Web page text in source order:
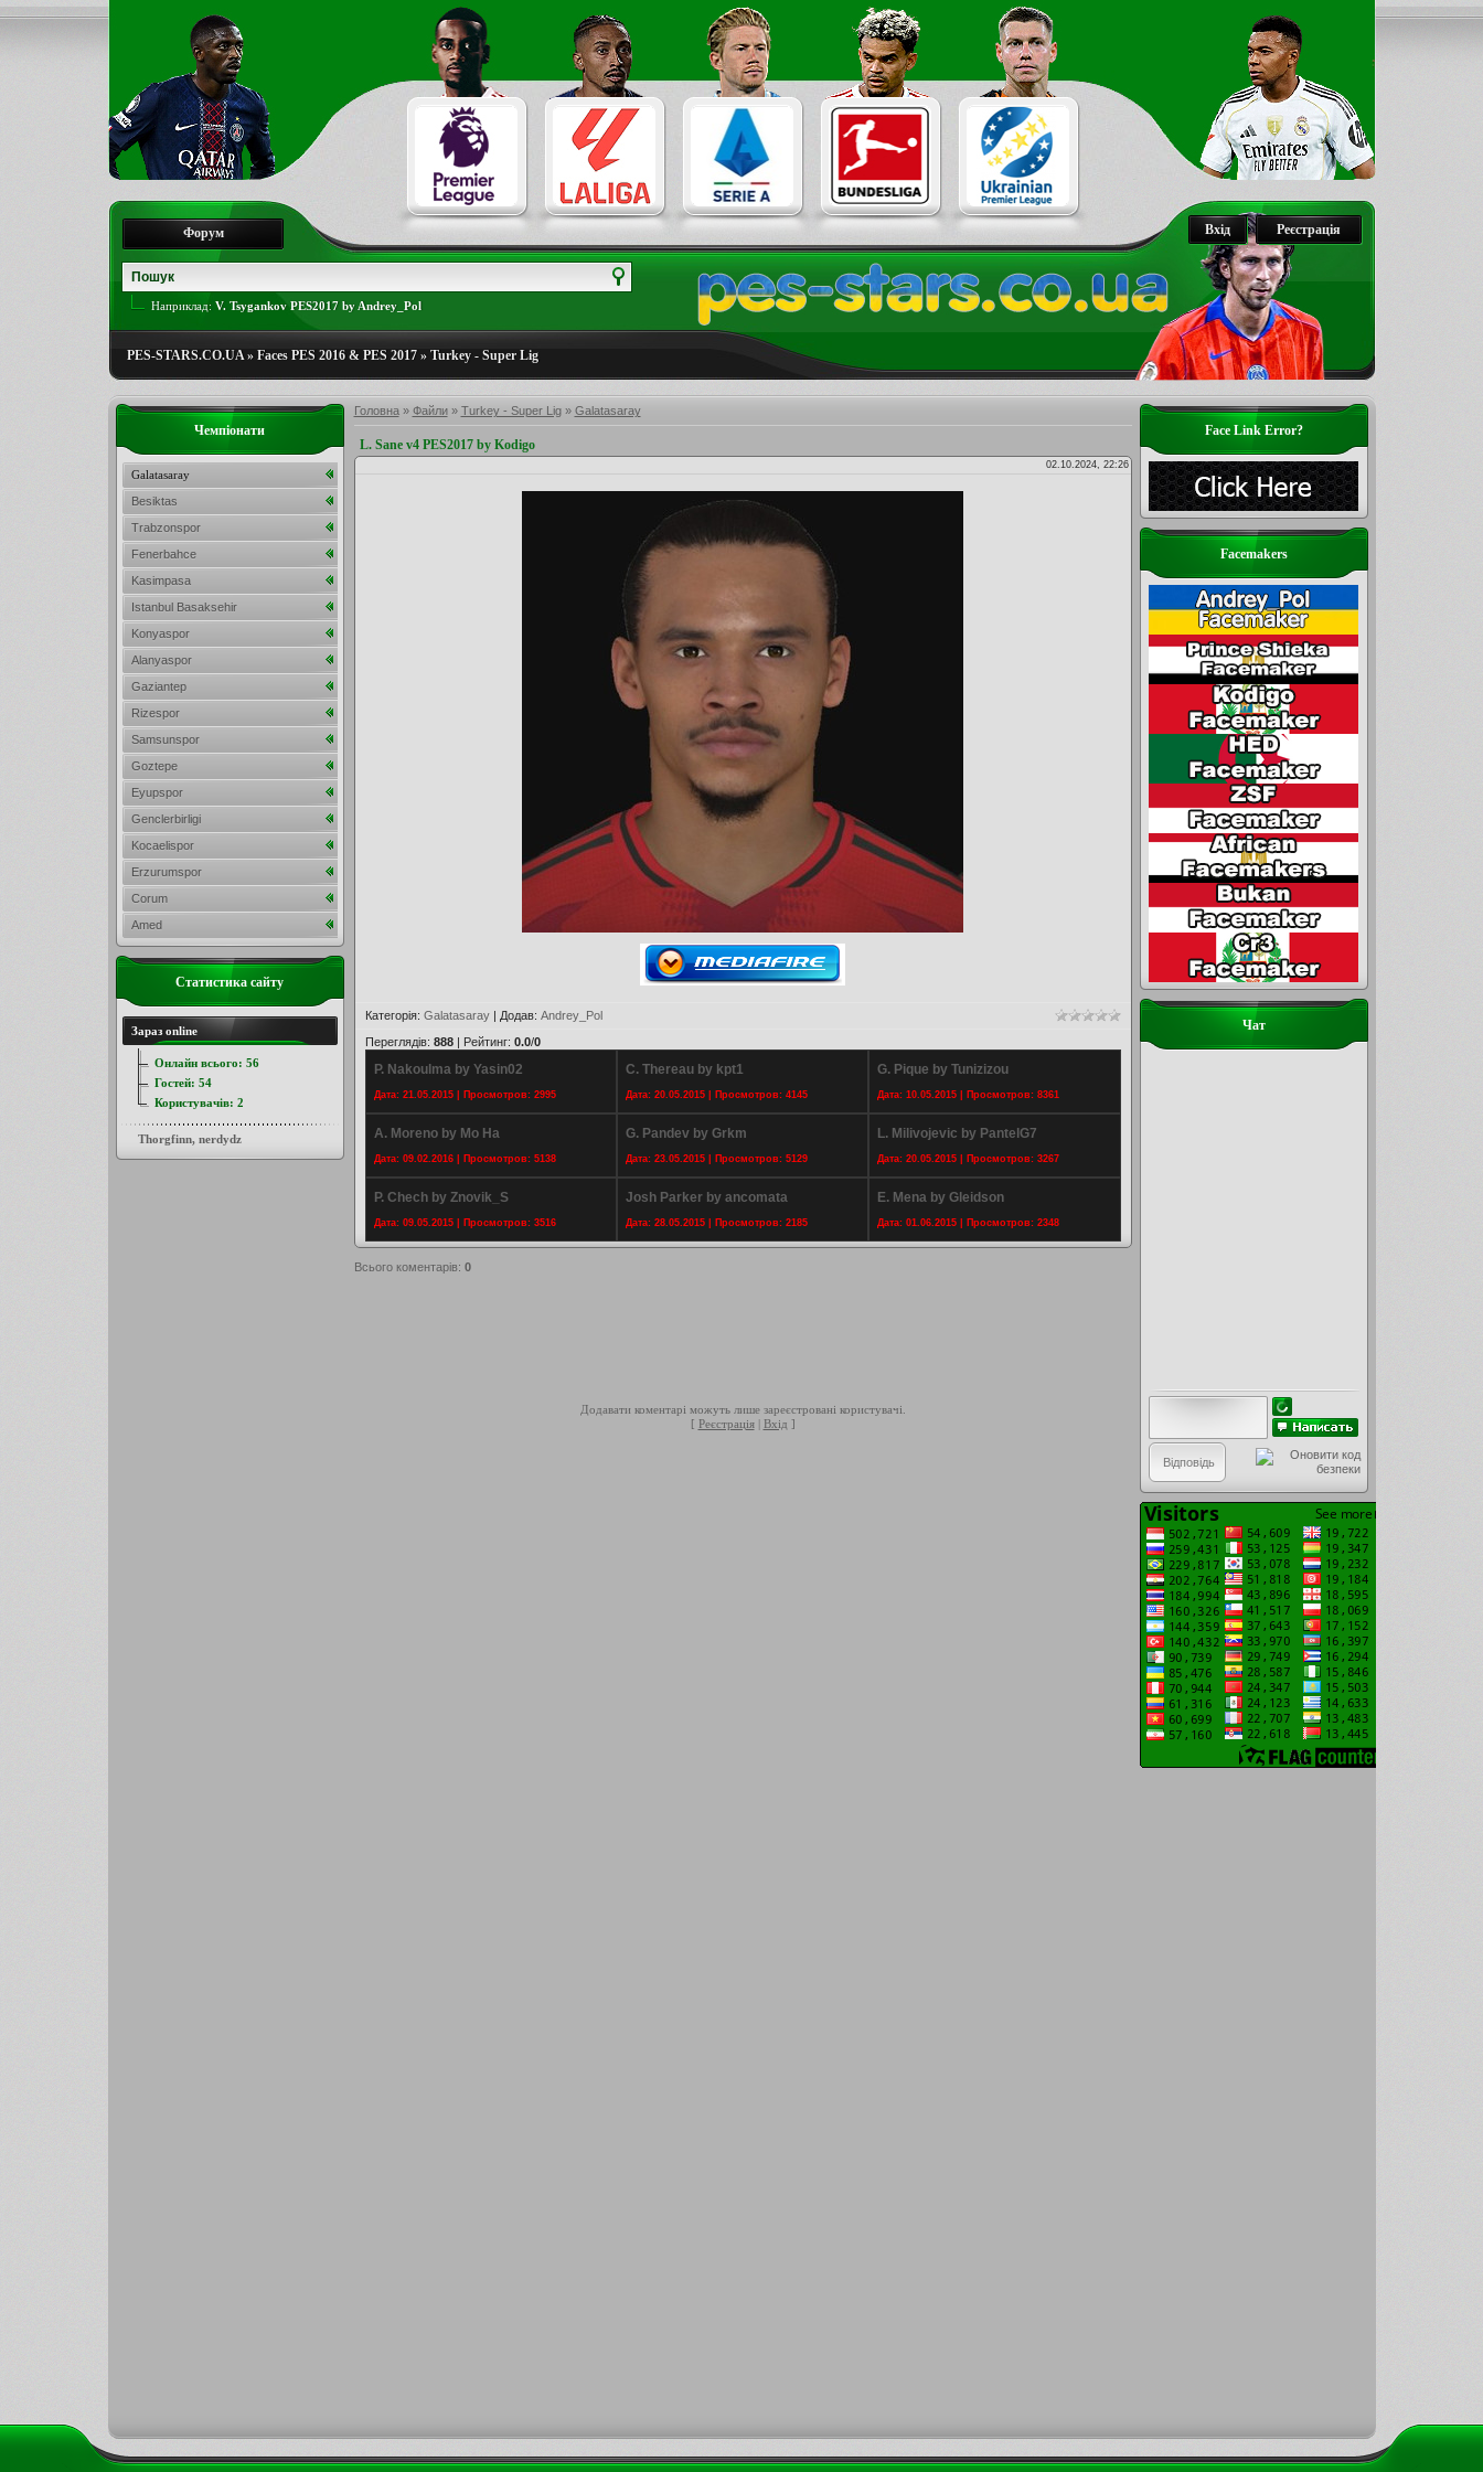
Реєстрація
Вхід
Форум
Наприклад: V. Tsygankov PES2017 by Andrey_Pol
PES-STARS.CO.UA» Faces PES 2016 & PES 2017» Turkey - Super Lig
Головна» Файли» Turkey - Super Lig» Galatasaray
L. Sane v4 PES2017 by Kodigo
02.10.2024, 22:26
Категорія: Galatasaray| Додав: Andrey_Pol
Переглядів: 888| Рейтинг: 0.0/0
P. Nakoulma by Yasin02
Дата: 21.05.2015 | Просмотров: 2995
C. Thereau by kpt1
Дата: 20.05.2015 | Просмотров: 4145
G. Pique by Tunizizou
Дата: 10.05.2015 | Просмотров: 8361
A. Moreno by Mo Ha
Дата: 09.02.2016 | Просмотров: 5138
G. Pandev by Grkm
Дата: 23.05.2015 | Просмотров: 5129
L. Milivojevic by PantelG7
Дата: 20.05.2015 | Просмотров: 3267
P. Chech by Znovik_S
Дата: 09.05.2015 | Просмотров: 3516
Josh Parker by ancomata
Дата: 28.05.2015 | Просмотров: 2185
E. Mena by Gleidson
Дата: 01.06.2015 | Просмотров: 2348
Всього коментарів: 0
Додавати коментарі можуть лише зареєстровані користувачі.
[ Реєстрація| Вхід ]
Face Link Error?
Facemakers
Чат
Чемпіонати
Galatasaray
Besiktas
Trabzonspor
Fenerbahce
Kasimpasa
Istanbul Basaksehir
Konyaspor
Alanyaspor
Gaziantep
Rizespor
Samsunspor
Goztepe
Eyupspor
Genclerbirligi
Kocaelispor
Erzurumspor
Corum
Amed
Статистика сайту
Зараз online
Онлайн всього: 56
Гостей: 54
Користувачів: 2
Thorgfinn, nerdydz